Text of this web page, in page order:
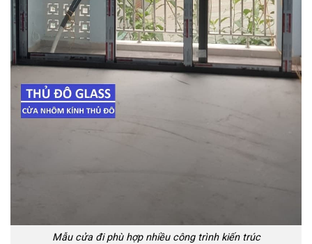
Mẫu cửa đi phù hợp nhiều công trình kiến trúc